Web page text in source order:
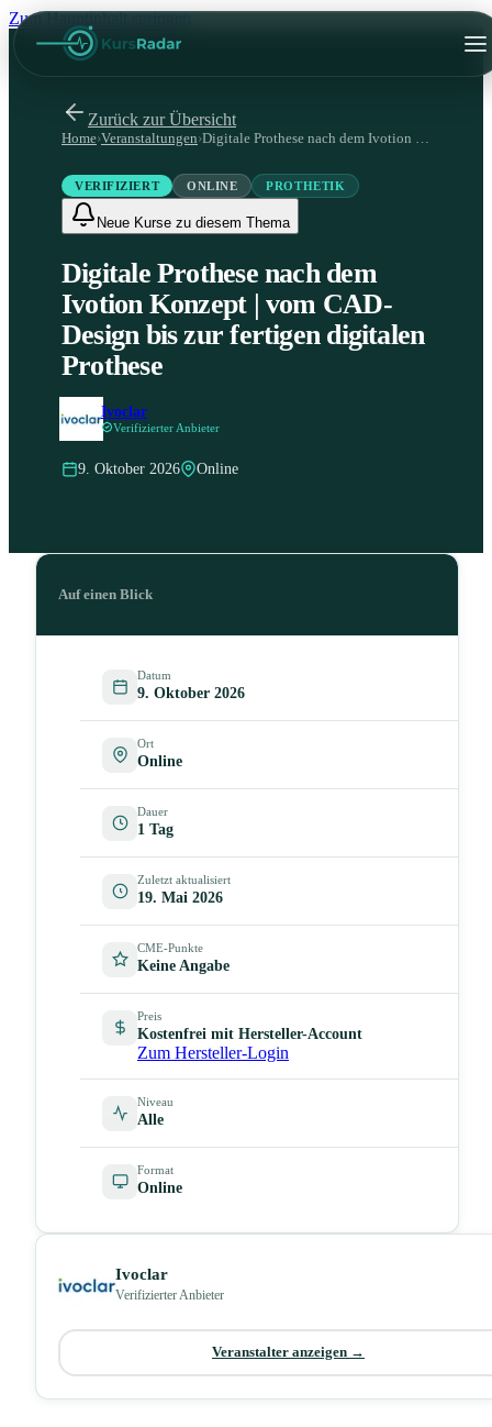
Zum Hauptinhalt springen
Zurück zur Übersicht
Home›Veranstaltungen› Digitale Prothese nach dem Ivotion Konzept | vom CAD-Design bis zur fertigen digitalen Prothese
VERIFIZIERT ONLINE PROTHETIK
Neue Kurse zu diesem Thema
Digitale Prothese nach dem
Ivotion Konzept | vom CAD-
Design bis zur fertigen digitalen
Prothese
Ivoclar
Verifizierter Anbieter
9. Oktober 2026 Online
Auf einen Blick
Datum
9. Oktober 2026
Ort
Online
Dauer
1 Tag
Zuletzt aktualisiert
19. Mai 2026
CME-Punkte
Keine Angabe
Preis
Kostenfrei mit Hersteller-Account
Zum Hersteller-Login
Niveau
Alle
Format
Online
Ivoclar
Verifizierter Anbieter
Veranstalter anzeigen →